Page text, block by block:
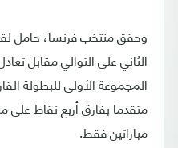
وحقق منتخب فرنسا، حامل
الثاني على التوالي مقابل
متقدما بفارق أربع نقاط
مباراتين فقط.